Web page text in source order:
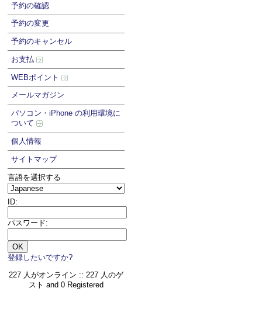
予約の確認
予約の変更
予約のキャンセル
お支払
WEBポイント
メールマガジン
パソコン・iPhone の利用環境に
ついて
個人情報
サイトマップ
言語を選択する
ID:
パスワード:
登録したいですか?
227 人がオンライン :: 227 人のゲ
スト and 0 Registered